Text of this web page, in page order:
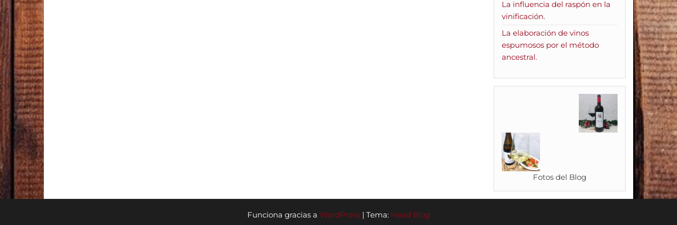
La influencia del raspón en la
vinificación.
La elaboración de vinos
espumosos por el método
ancestral.
Fotos del Blog
Funciona gracias a WordPress | Tema: Head Blog